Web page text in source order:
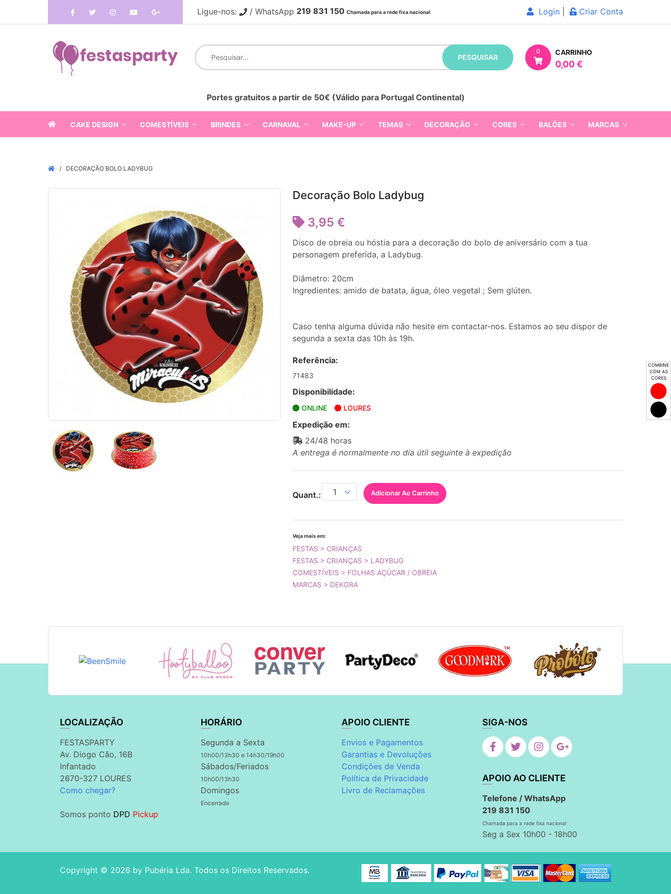
COMBINE
COM AS
CORES
Ligue-nos: / WhatsApp 219 831 150 Chamada para a rede fixa nacional Login Criar Conta
PESQUISAR
0 CARRINHO
0,00 €
Portes gratuitos a partir de 50€ (Válido para Portugal Continental)
CAKE DESIGN COMESTÍVEIS BRINDES CARNAVAL MAKE-UP TEMAS DECORAÇÃO CORES BALÕES MARCAS
DECORAÇÃO BOLO LADYBUG
Decoração Bolo Ladybug
3,95 €
Disco de obreia ou hóstia para a decoração do bolo de aniversário com a tua
personagem preferida, a Ladybug.
Diâmetro: 20cm
Ingredientes: amido de batata, água, óleo vegetal ; Sem glúten.
Caso tenha alguma dúvida não hesite em contactar-nos. Estamos ao seu dispor de
segunda a sexta das 10h às 19h.
Referência:
71483
Disponibilidade:
ONLINE LOURES
Expedição em:
24/48 horas
A entrega é normalmente no dia útil seguinte à expedição
Quant.: Adicionar Ao Carrinho
Veja mais em:
FESTAS > CRIANÇAS
FESTAS > CRIANÇAS > LADYBUG
COMESTÍVEIS > FOLHAS AÇÚCAR / OBREIA
MARCAS > DEKORA
LOCALIZAÇÃO
FESTASPARTY
Av. Diogo Cão, 16B
Infantado
2670-327 LOURES
Como chegar?
Somos ponto DPD Pickup
HORÁRIO
Segunda a Sexta
10h00/13h30 e 14h30/19h00
Sábados/Feriados
10h00/13h30
Domingos
Encerrado
APOIO CLIENTE
Envios e Pagamentos
Garantias e Devoluções
Condições de Venda
Política de Privacidade
Livro de Reclamações
SIGA-NOS
APOIO AO CLIENTE
Telefone / WhatsApp
219 831 150
Chamada para a rede fixa nacional
Seg a Sex 10h00 - 18h00
Copyright © 2026 by Pubéria Lda. Todos os Direitos Reservados.